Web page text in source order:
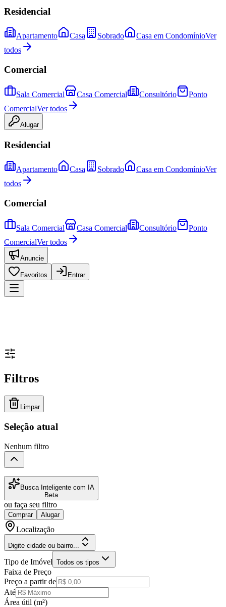
Residencial
Apartamento Casa Sobrado Casa em CondomínioVer
todos
Comercial
Sala Comercial Casa Comercial Consultório
Ponto
ComercialVer todos
Alugar
Residencial
Apartamento Casa Sobrado Casa em CondomínioVer
todos
Comercial
Sala Comercial Casa Comercial Consultório
Ponto
ComercialVer todos
Anuncie
Favoritos Entrar
Filtros
Limpar
Seleção atual
Nenhum filtro
Busca Inteligente com IA
Beta
ou faça seu filtro
Comprar Alugar
Localização
Digite cidade ou bairro...
Tipo de Imóvel Todos os tipos
Faixa de Preço
Preço a partir de
Até
Área útil (m²)